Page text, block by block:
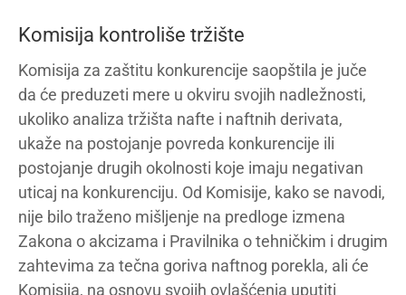
Komisija kontroliše tržište
Komisija za zaštitu konkurencije saopštila je juče
da će preduzeti mere u okviru svojih nadležnosti,
ukoliko analiza tržišta nafte i naftnih derivata,
ukaže na postojanje povreda konkurencije ili
postojanje drugih okolnosti koje imaju negativan
uticaj na konkurenciju. Od Komisije, kako se navodi,
nije bilo traženo mišljenje na predloge izmena
Zakona o akcizama i Pravilnika o tehničkim i drugim
zahtevima za tečna goriva naftnog porekla, ali će
Komisija, na osnovu svojih ovlašćenja uputiti